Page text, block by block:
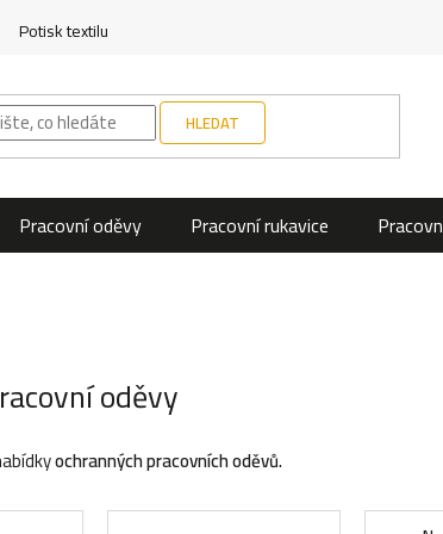
Potisk textilu
HLEDAT
Pracovní oděvy Pracovní rukavice
oděvy
ochrannýchpracovních oděvů.